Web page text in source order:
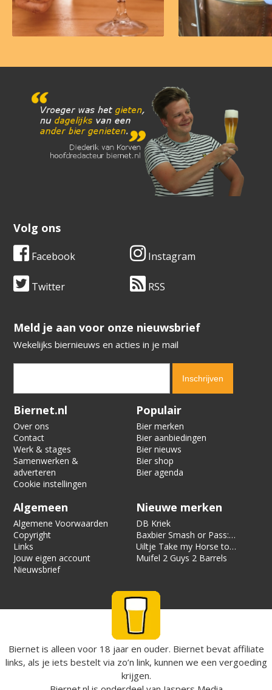
Volg ons
Facebook Instagram
Twitter RSS
​​​​​​​Meld je aan voor onze nieuwsbrief
Wekelijks biernieuws en acties in je mail
Verification code:
Biernet.nl
Over ons
Contact
Werk & stages
Samenwerken &
adverteren
Cookie instellingen
Populair
Bier merken
Bier aanbiedingen
Bier nieuws
Bier shop
Bier agenda
Algemeen
Algemene Voorwaarden
Copyright
Links
Jouw eigen account
Nieuwsbrief
Nieuwe merken
DB Kriek
Baxbier Smash or Pass:
Strata
Uiltje Take my Horse to
the Hotel Room
Muifel 2 Guys 2 Barrels
Biernet is alleen voor 18 jaar en ouder. Biernet bevat affiliate
links, als je iets bestelt via zo’n link, kunnen we een vergoeding
krijgen.